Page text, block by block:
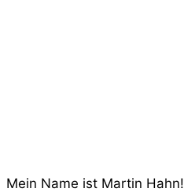
Mein Name ist Martin Hahn!